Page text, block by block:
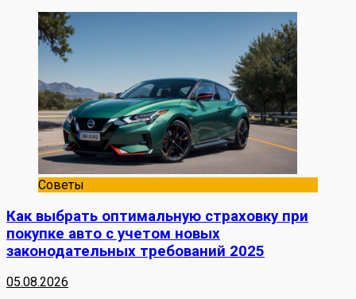
Советы
Как выбрать оптимальную страховку при
покупке авто с учетом новых
законодательных требований 2025
05.08.2026